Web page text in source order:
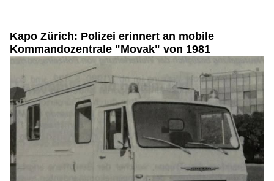
Kapo Zürich: Polizei erinnert an mobile
Kommandozentrale "Movak" von 1981